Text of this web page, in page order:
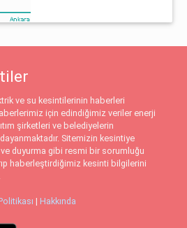
ve su kesintilerinin haberleri
için edindiğimiz veriler enerji
şirketleri ve belediyelerin
dayanmaktadır. Sitemizin kesintiye
duyurma gibi resmi bir sorumluğu
haberleştirdiğimiz kesinti bilgilerini
| Hakkında